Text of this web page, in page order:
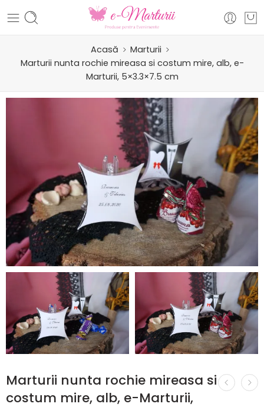
Acasă
Marturii
Marturii nunta rochie mireasa si costum mire, alb, e-
Marturii, 5×3.3×7.5 cm
Marturii nunta rochie mireasa si
costum mire, alb, e-Marturii,